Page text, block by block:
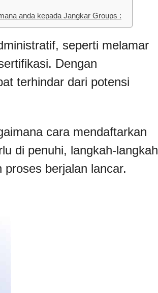
anda kepada Jangkar Groups :
seperti melamar
Dengan
terhindar dari potensi
cara mendaftarkan
di penuhi, langkah-langkah
berjalan lancar.